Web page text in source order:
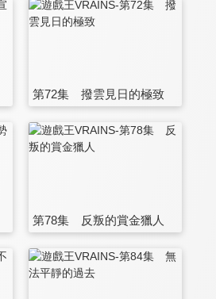
第72集 撥雲見日的極致
第78集 反叛的賞金獵人